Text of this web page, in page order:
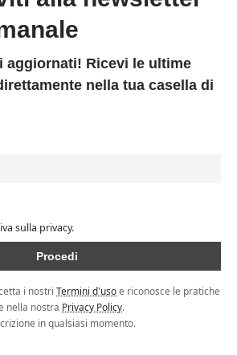
aggiornati! Ricevi le ultime
nella tua casella di
sulla privacy.
i nostri Termini d'usoe riconosce le pratiche
nella nostra Privacy Policy.
in qualsiasi momento.